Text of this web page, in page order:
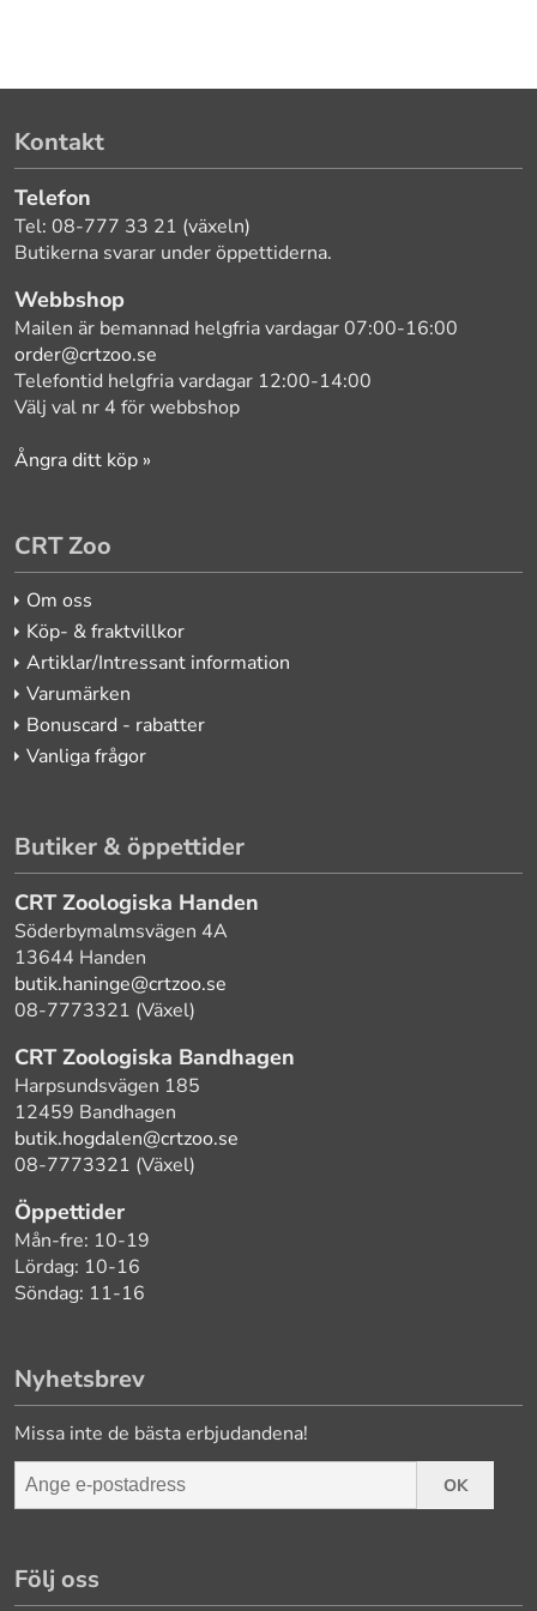
Kontakt
Telefon
Tel: 08-777 33 21 (växeln)
Butikerna svarar under öppettiderna.
Webbshop
Mailen är bemannad helgfria vardagar 07:00-16:00
order@crtzoo.se
Telefontid helgfria vardagar 12:00-14:00
Välj val nr 4 för webbshop
Ångra ditt köp »
CRT Zoo
Om oss
Köp- & fraktvillkor
Artiklar/Intressant information
Varumärken
Bonuscard - rabatter
Vanliga frågor
Butiker & öppettider
CRT Zoologiska Handen
Söderbymalmsvägen 4A
13644 Handen
butik.haninge@crtzoo.se
08-7773321 (Växel)
CRT Zoologiska Bandhagen
Harpsundsvägen 185
12459 Bandhagen
butik.hogdalen@crtzoo.se
08-7773321 (Växel)
Öppettider
Mån-fre: 10-19
Lördag: 10-16
Söndag: 11-16
Nyhetsbrev
Missa inte de bästa erbjudandena!
OK
Följ oss